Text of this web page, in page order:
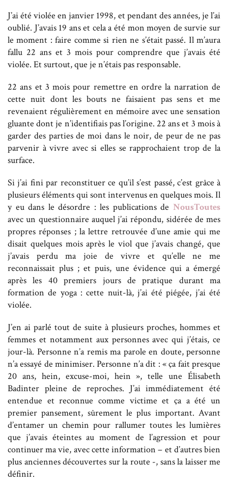
J’ai été violée en janvier 1998, et pendant des années, je l’ai
oublié. J’avais 19 ans et cela a été mon moyen de survie sur
le moment : faire comme si rien ne s’était passé. Il m’aura
fallu 22 ans et 3 mois pour comprendre que j’avais été
violée. Et surtout, que je n’étais pas responsable.
22 ans et 3 mois pour remettre en ordre la narration de
cette nuit dont les bouts ne faisaient pas sens et me
revenaient régulièrement en mémoire avec une sensation
gluante dont je n’identifiais pas l’origine. 22 ans et 3 mois à
garder des parties de moi dans le noir, de peur de ne pas
parvenir à vivre avec si elles se rapprochaient trop de la
surface.
Si j’ai fini par reconstituer ce qu’il s’est passé, c’est grâce à
plusieurs éléments qui sont intervenus en quelques mois. Il
y eu dans le désordre : les publications de NousToutes
avec un questionnaire auquel j’ai répondu, sidérée de mes
propres réponses ; la lettre retrouvée d’une amie qui me
disait quelques mois après le viol que j’avais changé, que
j’avais perdu ma joie de vivre et qu’elle ne me
reconnaissait plus ; et puis, une évidence qui a émergé
après les 40 premiers jours de pratique durant ma
formation de yoga : cette nuit-là, j’ai été piégée, j’ai été
violée.
J’en ai parlé tout de suite à plusieurs proches, hommes et
femmes et notamment aux personnes avec qui j’étais, ce
jour-là. Personne n’a remis ma parole en doute, personne
n’a essayé de minimiser. Personne n’a dit : « ça fait presque
20 ans, hein, excuse-moi, hein », telle une Élisabeth
Badinter pleine de reproches. J’ai immédiatement été
entendue et reconnue comme victime et ça a été un
premier pansement, sûrement le plus important. Avant
d’entamer un chemin pour rallumer toutes les lumières
que j’avais éteintes au moment de l’agression et pour
continuer ma vie, avec cette information – et d’autres bien
plus anciennes découvertes sur la route -, sans la laisser me
définir.